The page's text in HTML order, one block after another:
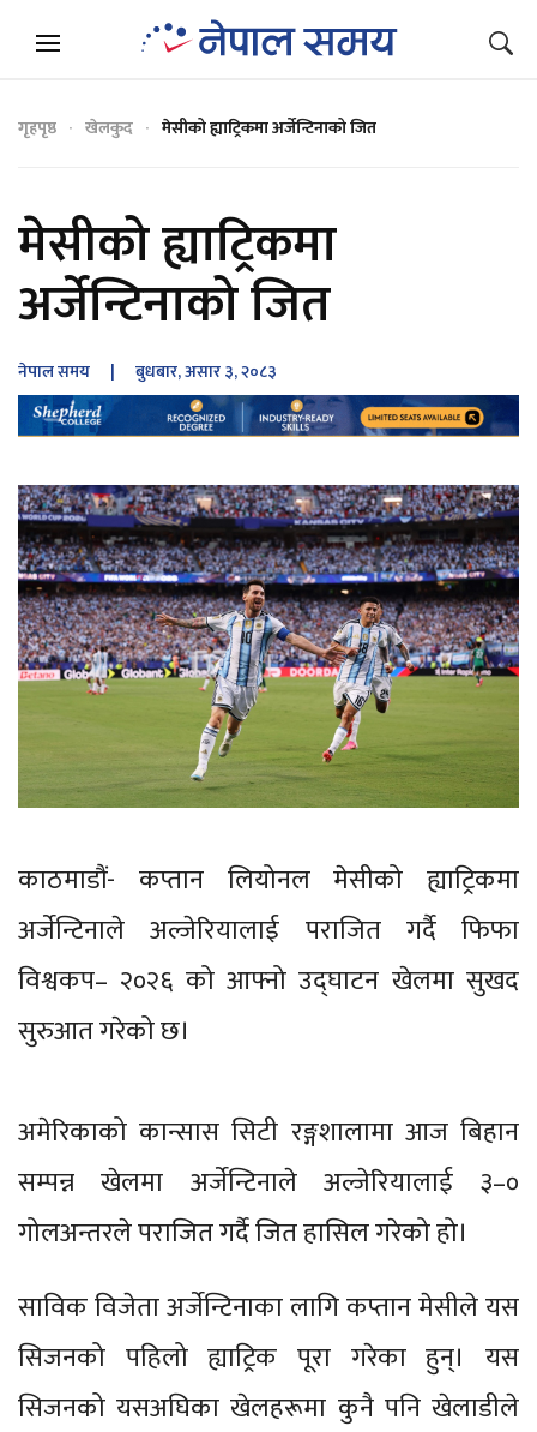
गृहपृष्ठ खेलकुद मेसीको ह्याट्रिकमा अर्जेन्टिनाको जित
मेसीको ह्याट्रिकमा
अर्जेन्टिनाको जित
नेपाल समय | बुधबार, असार ३, २०८३
काठमाडौं- कप्तान लियोनल मेसीको ह्याट्रिकमा
अर्जेन्टिनाले अल्जेरियालाई पराजित गर्दै फिफा
विश्वकप– २०२६ को आफ्नो उद्घाटन खेलमा सुखद
सुरुआत गरेको छ।
अमेरिकाको कान्सास सिटी रङ्गशालामा आज बिहान
सम्पन्न खेलमा अर्जेन्टिनाले अल्जेरियालाई ३–०
गोलअन्तरले पराजित गर्दै जित हासिल गरेको हो।
साविक विजेता अर्जेन्टिनाका लागि कप्तान मेसीले यस
सिजनको पहिलो ह्याट्रिक पूरा गरेका हुन्। यस
सिजनको यसअघिका खेलहरूमा कुनै पनि खेलाडीले